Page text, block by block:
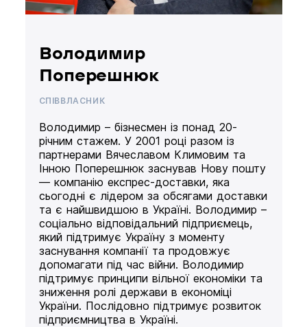
Володимир
Поперешнюк
СПІВВЛАСНИК
Володимир – бізнесмен із понад 20-
річним стажем. У 2001 році разом із
партнерами Вячеславом Климовим та
Інною Поперешнюк заснував Нову пошту
— компанію експрес-доставки, яка
сьогодні є лідером за обсягами доставки
та є найшвидшою в Україні. Володимир –
соціально відповідальний підприємець,
який підтримує Україну з моменту
заснування компанії та продовжує
допомагати під час війни. Володимир
підтримує принципи вільної економіки та
зниження ролі держави в економіці
України. Послідовно підтримує розвиток
підприємництва в Україні.